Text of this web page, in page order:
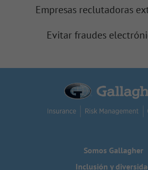
Empresas reclutadoras
Evitar fraudes
Somos Gallagher
Inclusión y